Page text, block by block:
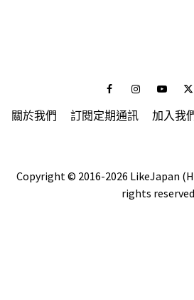
FacebookInstagramYoutube
關於我們 訂閱定期通訊 加入我
Copyright © 2016-2026 LikeJapan
rights